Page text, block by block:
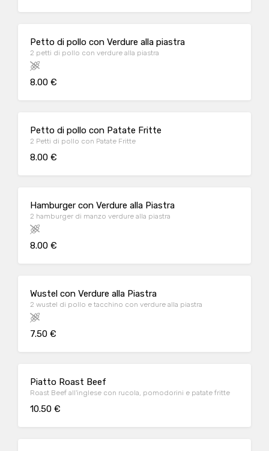
Petto di pollo con Verdure alla piastra
2 petti di pollo con verdure alla piastra
8.00 €
Petto di pollo con Patate Fritte
2 Petti di pollo con Patate Fritte
8.00 €
Hamburger con Verdure alla Piastra
2 hamburger di manzo verdure alla piastra
8.00 €
Wustel con Verdure alla Piastra
2 wustel di pollo e tacchino con verdure alla piastra
7.50 €
Piatto Roast Beef
Roast Beef all'inglese con rucola, pomodorini e patate fritte
10.50 €